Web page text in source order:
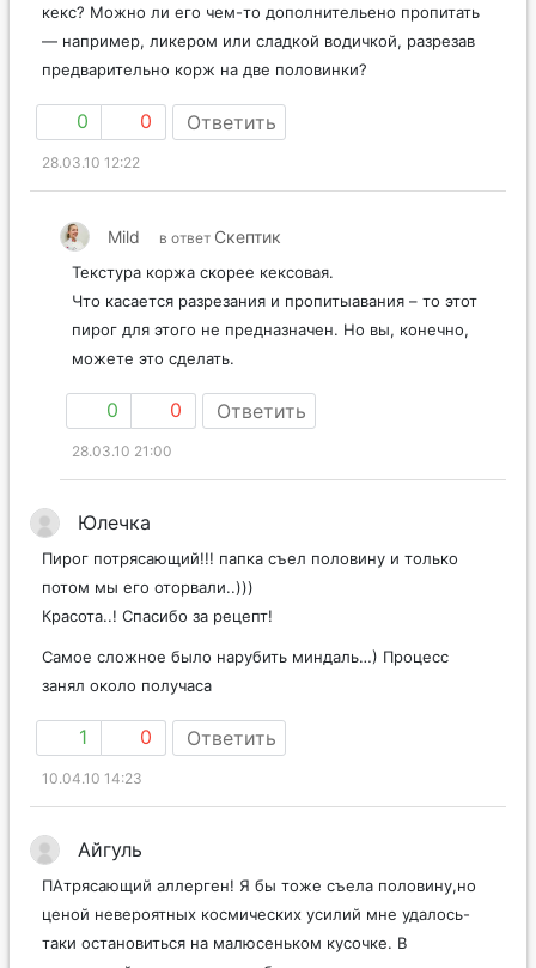
кекс? Можно ли его чем-то дополнительено пропитать
— например, ликером или сладкой водичкой, разрезав
предварительно корж на две половинки?
0 0 Ответить
28.03.10 12:22
Mild в ответ Скептик
Текстура коржа скорее кексовая.
Что касается разрезания и пропитыавания – то этот
пирог для этого не предназначен. Но вы, конечно,
можете это сделать.
0 0 Ответить
28.03.10 21:00
Юлечка
Пирог потрясающий!!! папка съел половину и только
потом мы его оторвали..)))
Красота..! Спасибо за рецепт!
Самое сложное было нарубить миндаль…) Процесс
занял около получаса
1 0 Ответить
10.04.10 14:23
Айгуль
ПАтрясающий аллерген! Я бы тоже съела половину,но
ценой невероятных космических усилий мне удалось-
таки остановиться на малюсеньком кусочке. В